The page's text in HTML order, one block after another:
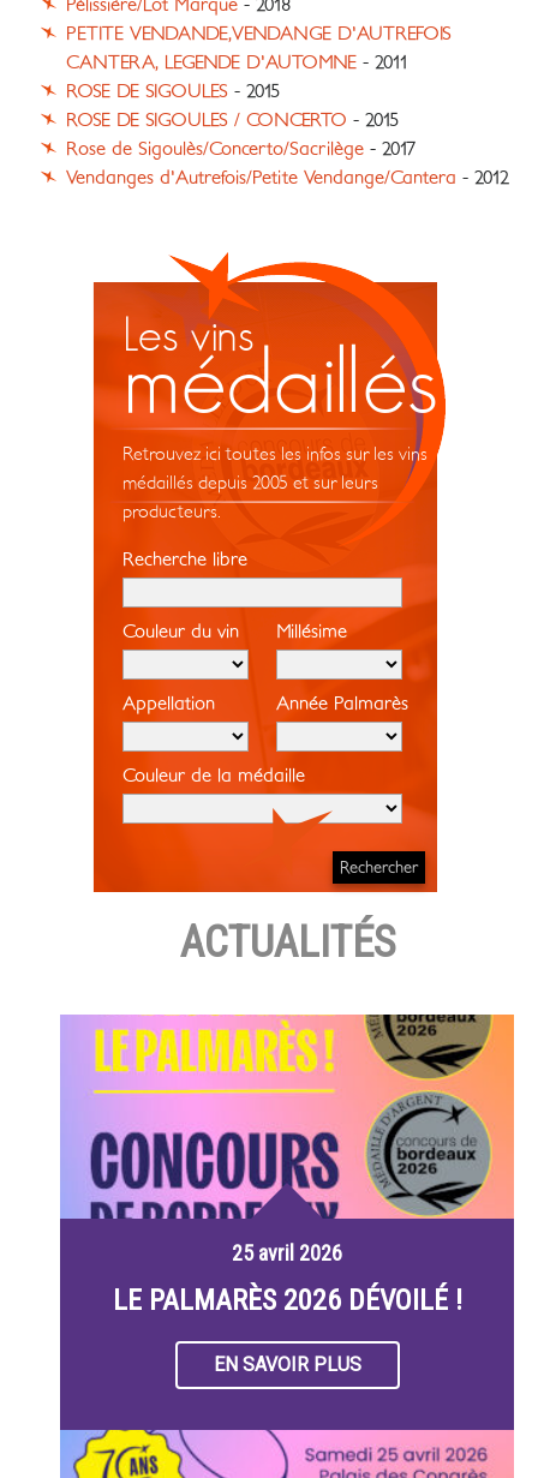
Pélissière/Lot Marque - 2018
PETITE VENDANDE,VENDANGE D'AUTREFOIS
CANTERA, LEGENDE D'AUTOMNE - 2011
ROSE DE SIGOULES - 2015
ROSE DE SIGOULES / CONCERTO - 2015
Rose de Sigoulès/Concerto/Sacrilège - 2017
Vendanges d'Autrefois/Petite Vendange/Cantera - 2012
Les vins
médaillés
Retrouvez ici toutes les infos sur les vins
médaillés depuis 2005 et sur leurs
producteurs.
Recherche libre
Couleur du vin Millésime
Appellation Année Palmarès
Couleur de la médaille
ACTUALITÉS
25 avril 2026
LE PALMARÈS 2026 DÉVOILÉ !
EN SAVOIR PLUS